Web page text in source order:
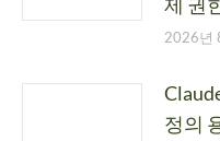
2026년
정의